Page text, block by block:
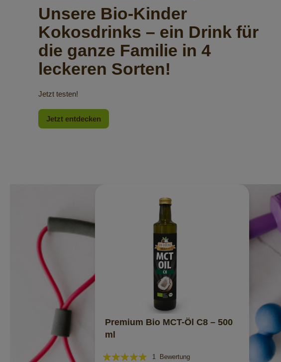
Unsere Bio-Kinder
Kokosdrinks – ein Drink für
die ganze Familie in 4
leckeren Sorten!
Jetzt testen!
Jetzt entdecken
Premium Bio MCT-Öl C8 – 500
ml
Bewertung: 1 Bewertung